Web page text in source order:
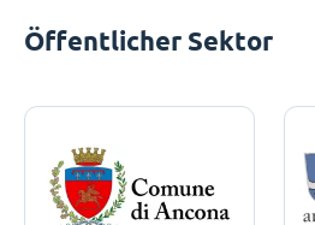
Öffentlicher Sektor